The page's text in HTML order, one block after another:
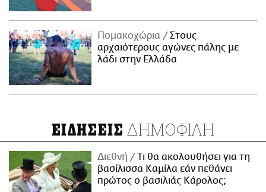
Πομακοχώρια
Στους
αρχαιότερους αγώνες πάλης με
λάδι στην Ελλάδα
ΕΙΔΗΣΕΙΣ ΔΗΜΟΦΙΛΗ
Διεθνή
Τι θα ακολουθήσει για τη
βασίλισσα Καμίλα εάν πεθάνει
πρώτος ο βασιλιάς Κάρολος;